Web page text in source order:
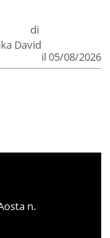
di
David
il 05/08/2026
n.